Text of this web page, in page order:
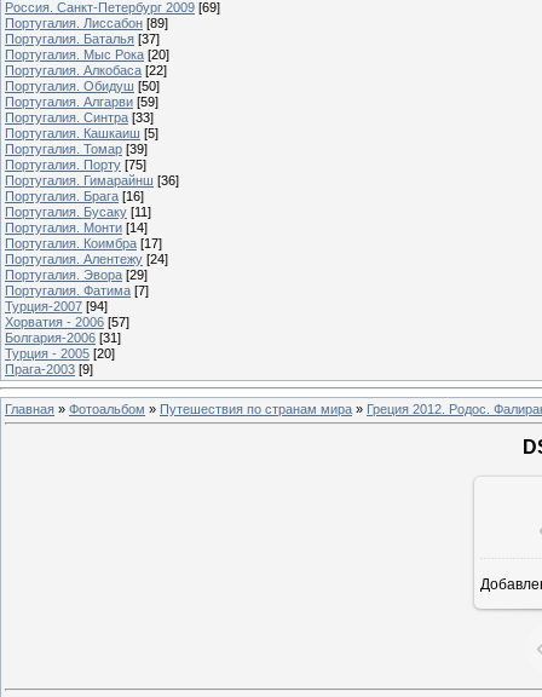
Россия. Санкт-Петербург 2009 [69]
Португалия. Лиссабон [89]
Португалия. Баталья [37]
Португалия. Мыс Рока [20]
Португалия. Алкобаса [22]
Португалия. Обидуш [50]
Португалия. Алгарви [59]
Португалия. Синтра [33]
Португалия. Кашкаиш [5]
Португалия. Томар [39]
Португалия. Порту [75]
Португалия. Гимарайнш [36]
Португалия. Брага [16]
Португалия. Бусаку [11]
Португалия. Монти [14]
Португалия. Коимбра [17]
Португалия. Алентежу [24]
Португалия. Эвора [29]
Португалия. Фатима [7]
Турция-2007 [94]
Хорватия - 2006 [57]
Болгария-2006 [31]
Турция - 2005 [20]
Прага-2003 [9]
Главная » Фотоальбом » Путешествия по странам мира » Греция 2012. Родос.